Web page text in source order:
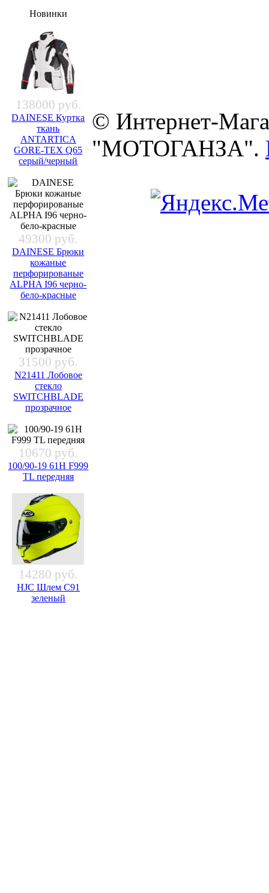
Новинки
138000 руб.
DAINESE Куртка
ткань
ANTARTICA
GORE-TEX Q65
серый/черный
49300 руб.
DAINESE Брюки
кожаные
перфорированые
ALPHA I96 черно-
бело-красные
31500 руб.
N21411 Лобовое
стекло
SWITCHBLADE
прозрачное
10670 руб.
100/90-19 61H F999
TL передняя
14280 руб.
HJC Шлем C91
зеленый
© Интернет-
"МОТОГАНЗА".